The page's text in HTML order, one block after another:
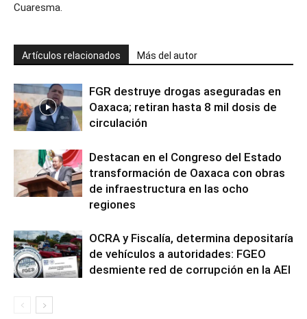
Cuaresma.
Artículos relacionados Más del autor
FGR destruye drogas aseguradas en
Oaxaca; retiran hasta 8 mil dosis de
circulación
Destacan en el Congreso del Estado
transformación de Oaxaca con obras
de infraestructura en las ocho
regiones
OCRA y Fiscalía, determina depositaría
de vehículos a autoridades: FGEO
desmiente red de corrupción en la AEI